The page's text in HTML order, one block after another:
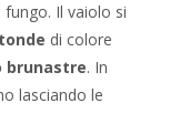
Il vaiolo si
di colore
brunastre. In
lasciando le